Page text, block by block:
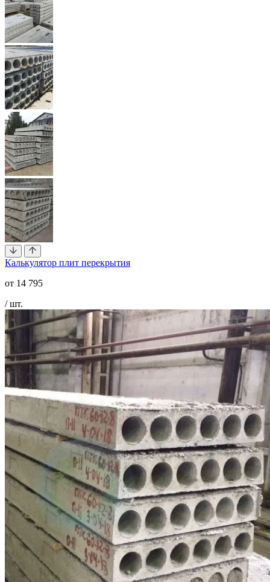
Калькулятор плит перекрытия
от 14 795
/ шт.